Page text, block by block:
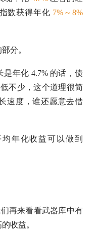
数获得年化 7%～8%
分。
是年化 4.7% 的话，债
不少，这个道理很简
速度，谁还愿意去借
年化收益可以做到
再来看看武器库中有
收益。